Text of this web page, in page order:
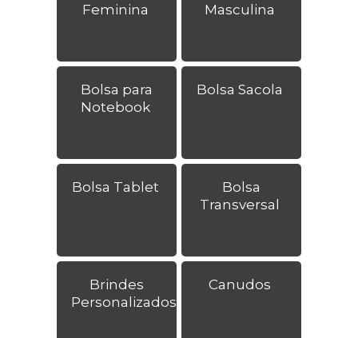
Feminina
Masculina
Bolsa para
Notebook
Bolsa Sacola
Bolsa Tablet
Bolsa
Transversal
Brindes
Personalizados
Canudos